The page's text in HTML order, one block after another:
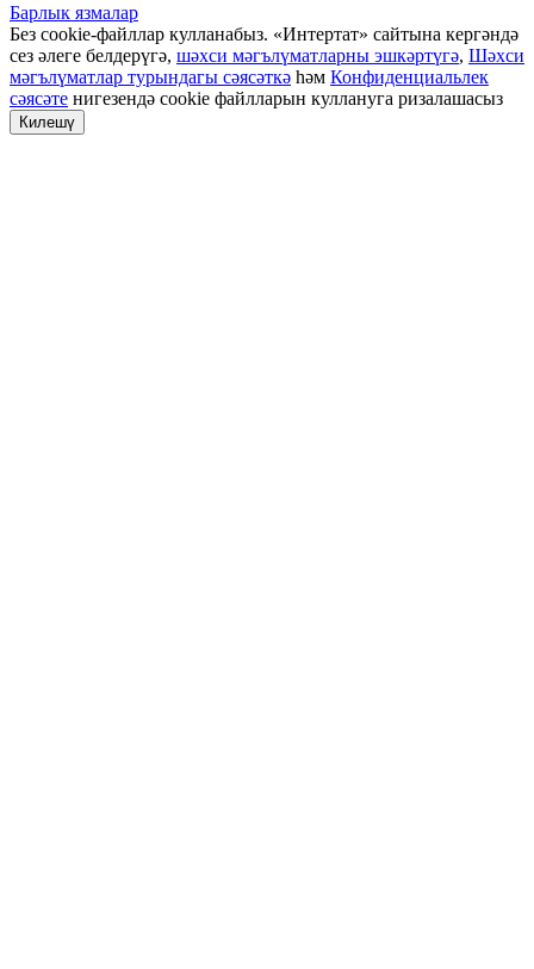
Барлык язмалар
Без cookie-файллар кулланабыз. «Интертат» сайтына кергәндә
сез әлеге белдерүгә, шәхси мәгълүматларны эшкәртүгә, Шәхси
мәгълүматлар турындагы сәясәткә һәм Конфиденциальлек
сәясәте нигезендә cookie файлларын куллануга ризалашасыз
Килешү